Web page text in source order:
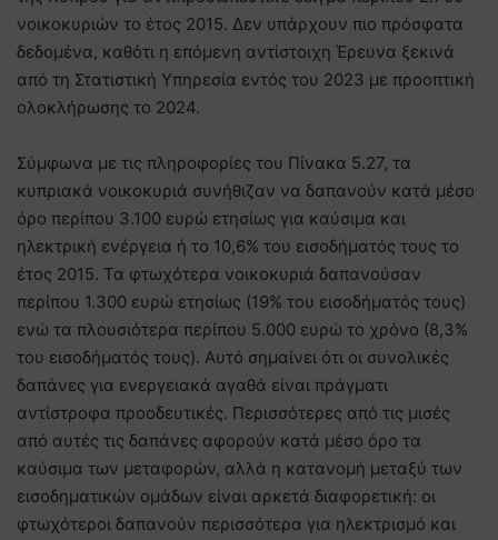
νοικοκυριών το έτος 2015. Δεν υπάρχουν πιο πρόσφατα
δεδομένα, καθότι η επόμενη αντίστοιχη Έρευνα ξεκινά
από τη Στατιστική Υπηρεσία εντός του 2023 με προοπτική
ολοκλήρωσης το 2024.
Σύμφωνα με τις πληροφορίες του Πίνακα 5.27, τα
κυπριακά νοικοκυριά συνήθιζαν να δαπανούν κατά μέσο
όρο περίπου 3.100 ευρώ ετησίως για καύσιμα και
ηλεκτρική ενέργεια ή το 10,6% του εισοδήματός τους το
έτος 2015. Τα φτωχότερα νοικοκυριά δαπανούσαν
περίπου 1.300 ευρώ ετησίως (19% του εισοδήματός τους)
ενώ τα πλουσιότερα περίπου 5.000 ευρώ το χρόνο (8,3%
του εισοδήματός τους). Αυτό σημαίνει ότι οι συνολικές
δαπάνες για ενεργειακά αγαθά είναι πράγματι
αντίστροφα προοδευτικές. Περισσότερες από τις μισές
από αυτές τις δαπάνες αφορούν κατά μέσο όρο τα
καύσιμα των μεταφορών, αλλά η κατανομή μεταξύ των
εισοδηματικών ομάδων είναι αρκετά διαφορετική: οι
φτωχότεροι δαπανούν περισσότερα για ηλεκτρισμό και